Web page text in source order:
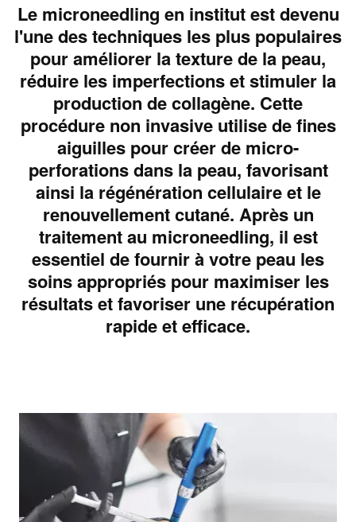
Le microneedling en institut est devenu
l'une des techniques les plus populaires
pour améliorer la texture de la peau,
réduire les imperfections et stimuler la
production de collagène. Cette
procédure non invasive utilise de fines
aiguilles pour créer de micro-
perforations dans la peau, favorisant
ainsi la régénération cellulaire et le
renouvellement cutané. Après un
traitement au microneedling, il est
essentiel de fournir à votre peau les
soins appropriés pour maximiser les
résultats et favoriser une récupération
rapide et efficace.